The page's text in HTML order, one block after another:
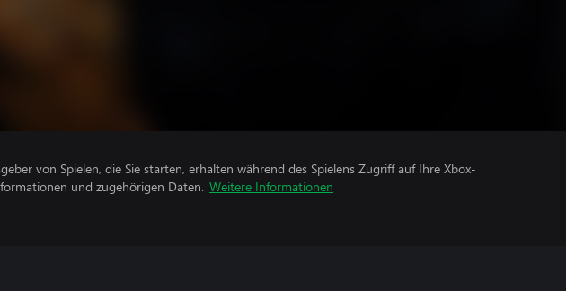
von Spielen, die Sie starten, erhalten während des Spielens Zugriff auf Ihre Xbox-
und zugehörigen Daten. Weitere Informationen